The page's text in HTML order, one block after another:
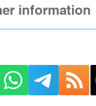
information